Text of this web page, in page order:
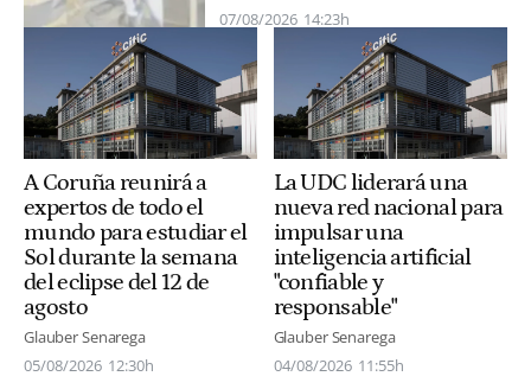
07/08/2026 14:23h
A Coruña reunirá a
expertos de todo el
mundo para estudiar el
Sol durante la semana
del eclipse del 12 de
agosto
Glauber Senarega
05/08/2026 12:30h
La UDC liderará una
nueva red nacional para
impulsar una
inteligencia artificial
"confiable y
responsable"
Glauber Senarega
04/08/2026 11:55h